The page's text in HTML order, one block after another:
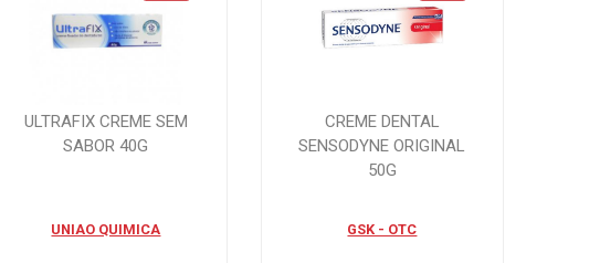
ULTRAFIX CREME SEM
SABOR 40G
UNIAO QUIMICA
CREME DENTAL
SENSODYNE ORIGINAL
50G
GSK - OTC